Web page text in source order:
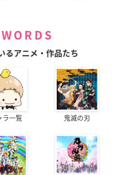
るアニメ・作品たち
ラ一覧 鬼滅の刃